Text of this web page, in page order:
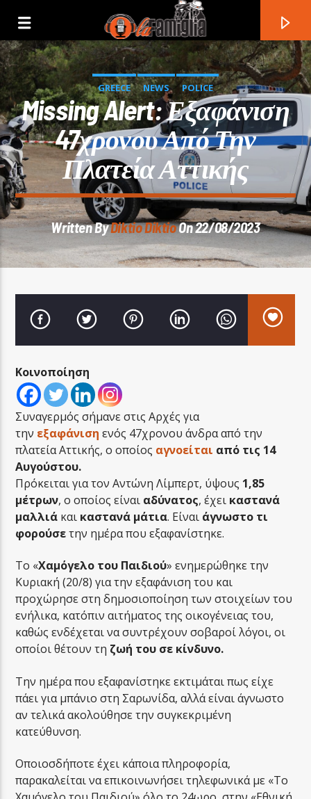
Current Track
LA FAMIGLIA RADIO
LA FAMIGLIA ΝΗΣΙΩΤΙΚΑ
GREECE NEWS POLICE
Missing Alert: Εξαφάνιση
47χρονου Από Την
Πλατεία Αττικής
Written ByDiktio DiktioOn 22/08/2023
Κοινοποίηση
Συναγερμός σήμανε στις Αρχές για
την εξαφάνιση ενός 47χρονου άνδρα από την
πλατεία Αττικής, ο οποίος αγνοείται από τις 14
Αυγούστου.
Πρόκειται για τον Αντώνη Λίμπερτ, ύψους 1,85
μέτρων, ο οποίος είναι αδύνατος, έχει καστανά
μαλλιά και καστανά μάτια. Είναι άγνωστο τι
φορούσετην ημέρα που εξαφανίστηκε.
Το «Χαμόγελο του Παιδιού» ενημερώθηκε την
Κυριακή (20/8) για την εξαφάνιση του και
προχώρησε στη δημοσιοποίηση των στοιχείων του
ενήλικα, κατόπιν αιτήματος της οικογένειας του,
καθώς ενδέχεται να συντρέχουν σοβαροί λόγοι, οι
οποίοι θέτουν τη ζωή του σε κίνδυνο.
Την ημέρα που εξαφανίστηκε εκτιμάται πως είχε
πάει για μπάνιο στη Σαρωνίδα, αλλά είναι άγνωστο
αν τελικά ακολούθησε την συγκεκριμένη
κατεύθυνση.
Οποιοσδήποτε έχει κάποια πληροφορία,
παρακαλείται να επικοινωνήσει τηλεφωνικά με «Το